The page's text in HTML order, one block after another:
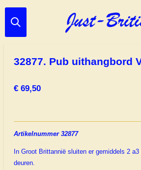
Ga
direct
32877. Pub uithangbord
€ 69,50
Artikelnummer 32877
In Groot Brittannië sluiten er gemiddels 2
deuren.